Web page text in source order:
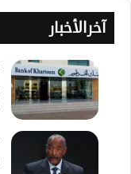
آخرالأخبار